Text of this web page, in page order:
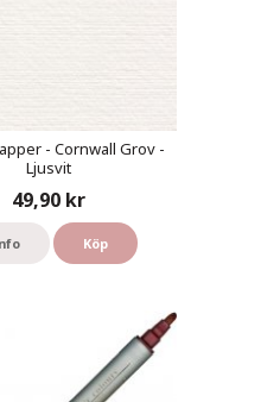
- Cornwall Grov -
Ljusvit
49,90 kr
Köp